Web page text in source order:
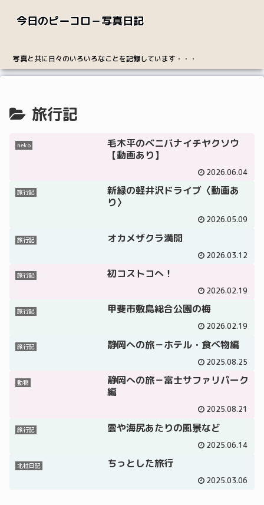
今日のピーコロ－写真日記
写真と共に日々のいろいろなことを記録しています・・・
旅行記
neko
毛木平のベニバナイチヤクソウ
【動画あり】
2026.06.04
旅行記
新緑の軽井沢ドライブ〈動画あ
り〉
2026.05.09
旅行記 オカメザクラ満開
2026.03.12
旅行記 初コストコへ！
2026.02.19
旅行記 甲斐市敷島総合公園の梅
2026.02.19
旅行記 静岡への旅－ホテル・食べ物編
2025.08.25
動物
静岡への旅－富士サファリパーク
編
2025.08.21
旅行記 雲や海尻あたりの風景など
2025.06.14
北杜日記 ちっとした旅行
2025.03.06